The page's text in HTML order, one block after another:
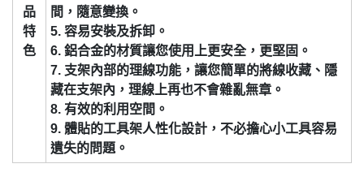
品
特
色
間，隨意變換。
5. 容易安裝及拆卸。
6. 鋁合金的材質讓您使用上更安全，更堅固。
7. 支架內部的理線功能，讓您簡單的將線收藏、隱
藏在支架內，理線上再也不會雜亂無章。
8. 有效的利用空間。
9. 體貼的工具架人性化設計，不必擔心小工具容易
遺失的問題。